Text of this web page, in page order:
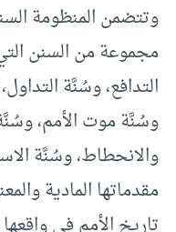
وتتضمن المنظومة
مجموعة من السنن
التدافع، وسُنَّة
وسُنَّة موت الأمم،
والانحطاط، وسُنَّة
مقدماتها المادية
تاريخ الأمم في